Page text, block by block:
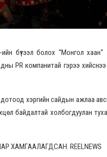
бүтээл болох “Монгол хаан“
PR компанитай гэрээ
дотоод хэргийн сайдын ажлаа
байдалтай холбогдуулан
ХАМГААЛАГДСАН. REELNEWS